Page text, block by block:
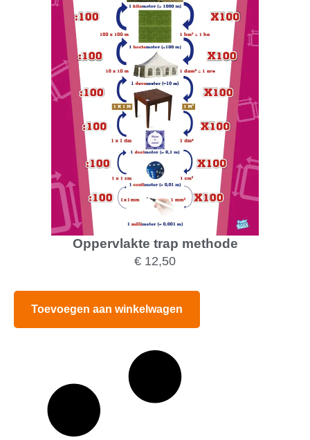
Oppervlakte trap methode
€ 12,50
Toevoegen aan winkelwagen